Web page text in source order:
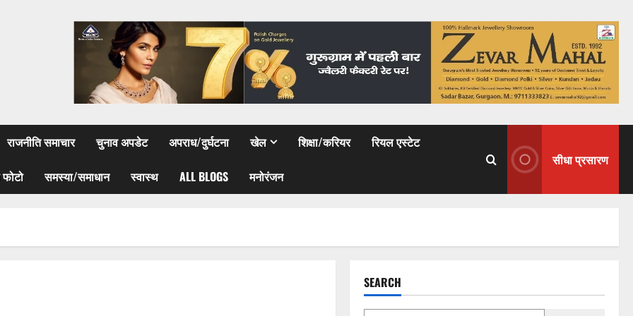
राजनीति समाचार चुनाव अपडेट अपराध/दुर्घटना खेल शिक्षा/करियर रियल एस्टेट
समस्या/समाधान स्वास्थ ALL BLOGS मनोरंजन
सीधा प्रसारण
SEARCH